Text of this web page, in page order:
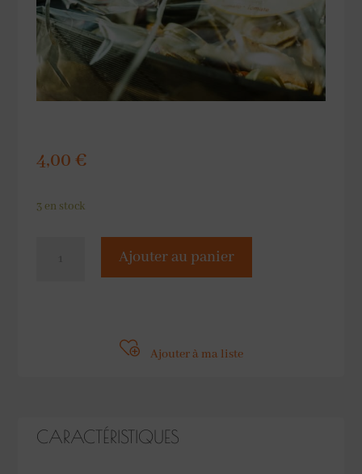
4,00 €
3 en stock
Ajouter au panier
Ajouter à ma liste
CARACTÉRISTIQUES